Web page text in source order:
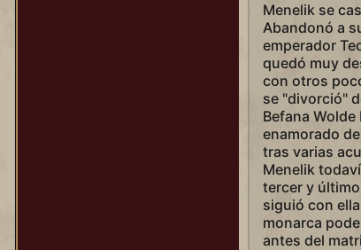
Menelik se
Abandonó a
emperador
quedó muy
con otros
se "divorció"
Befana
enamorado
tras varias
Menelik
tercer y
siguió con
monarca
antes del